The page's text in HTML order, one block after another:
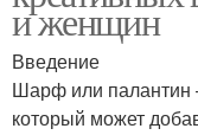
и женщин
Введение
Шарф или палантин
который может